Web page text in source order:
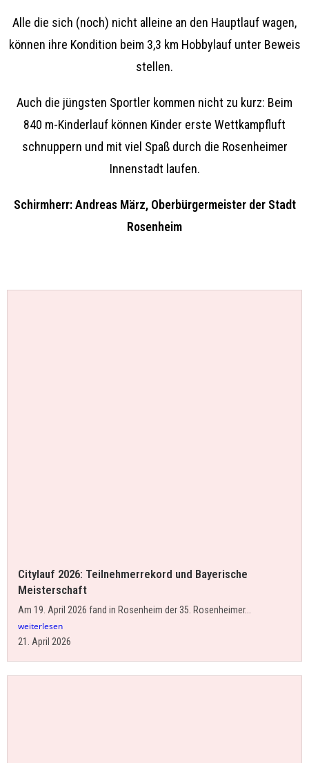
Alle die sich (noch) nicht alleine an den Hauptlauf wagen,
können ihre Kondition beim 3,3 km Hobbylauf unter Beweis
stellen.
Auch die jüngsten Sportler kommen nicht zu kurz: Beim
840 m-Kinderlauf können Kinder erste Wettkampfluft
schnuppern und mit viel Spaß durch die Rosenheimer
Innenstadt laufen.
Schirmherr: Andreas März, Oberbürgermeister der Stadt
Rosenheim
Citylauf 2026: Teilnehmerrekord und Bayerische
Meisterschaft
Am 19. April 2026 fand in Rosenheim der 35. Rosenheimer...
weiterlesen
21. April 2026